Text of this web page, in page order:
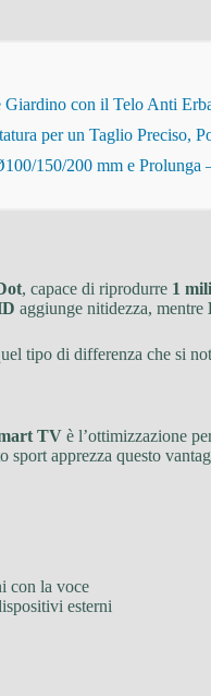
con il Telo Anti
per un Taglio Preciso,
150/200 mm e Prolunga
, capace di riprodurre 1
aggiunge nitidezza, mentre
tipo di differenza che si
TV è l’ottimizzazione
apprezza questo
con la voce
esterni